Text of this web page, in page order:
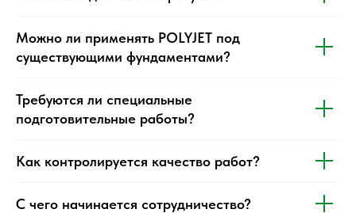
Можно ли применять POLYJET под
существующими фундаментами?
Требуются ли специальные
подготовительные работы?
Как контролируется качество работ?
С чего начинается сотрудничество?